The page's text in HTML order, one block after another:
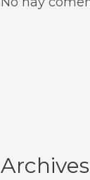
Archives